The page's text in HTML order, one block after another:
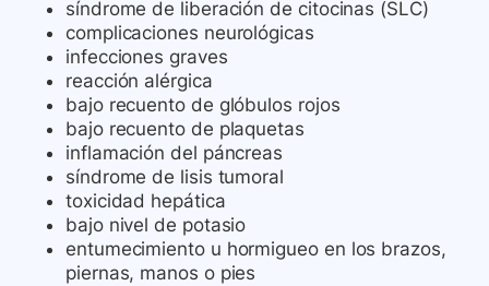
síndrome de liberación de citocinas (SLC)
complicaciones neurológicas
infecciones graves
reacción alérgica
bajo recuento de glóbulos rojos
bajo recuento de plaquetas
inflamación del páncreas
síndrome de lisis tumoral
toxicidad hepática
bajo nivel de potasio
entumecimiento u hormigueo en los brazos,
piernas, manos o pies